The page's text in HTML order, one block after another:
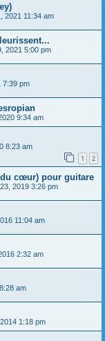
2021 11:34 am
2021 5:00 pm
7:39 pm
9:34 am
8:23 am
1 2
cœur) pour guitare
2019 3:26 pm
11:04 am
2:32 am
am
1:18 pm